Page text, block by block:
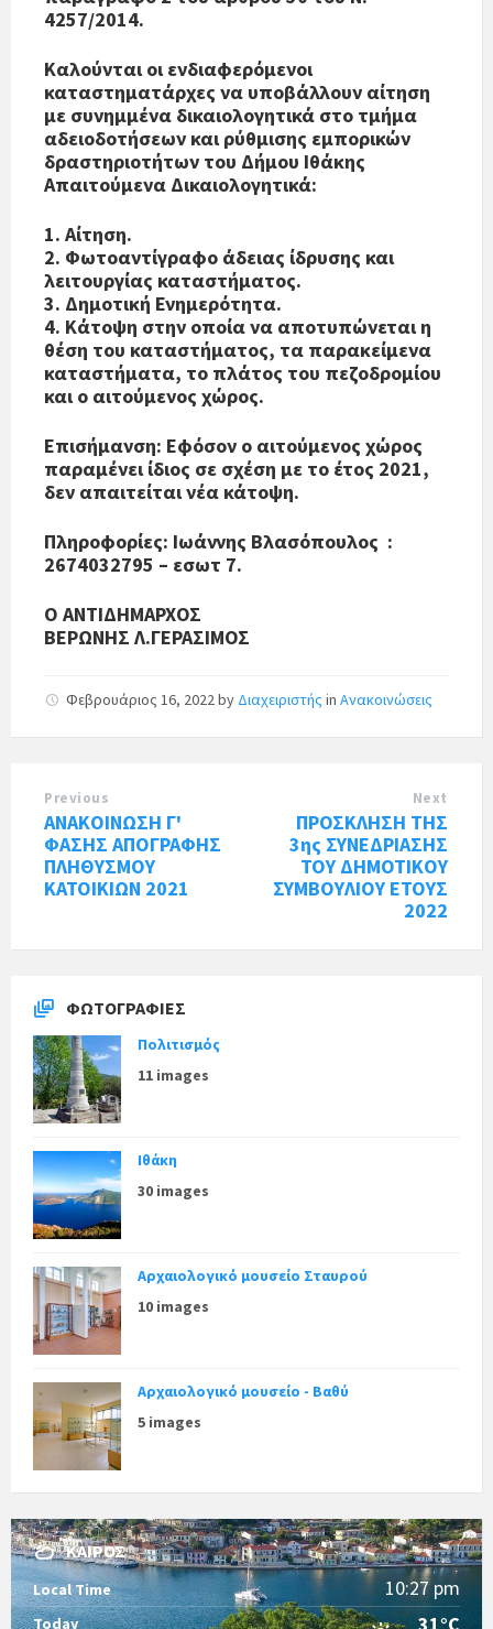
4257/2014.
Καλούνται οι ενδιαφερόμενοι
καταστηματάρχες να υποβάλλουν αίτηση
με συνημμένα δικαιολογητικά στο τμήμα
αδειοδοτήσεων και ρύθμισης εμπορικών
δραστηριοτήτων του Δήμου Ιθάκης
Απαιτούμενα Δικαιολογητικά:
1. Αίτηση.
2. Φωτοαντίγραφο άδειας ίδρυσης και
λειτουργίας καταστήματος.
3. Δημοτική Ενημερότητα.
4. Κάτοψη στην οποία να αποτυπώνεται η
θέση του καταστήματος, τα παρακείμενα
καταστήματα, το πλάτος του πεζοδρομίου
και ο αιτούμενος χώρος.
Επισήμανση: Εφόσον ο αιτούμενος χώρος
παραμένει ίδιος σε σχέση με το έτος 2021,
δεν απαιτείται νέα κάτοψη.
Πληροφορίες: Ιωάννης Βλασόπουλος :
2674032795 – εσωτ 7.
Ο ΑΝΤΙΔΗΜΑΡΧΟΣ
ΒΕΡΩΝΗΣ Λ.ΓΕΡΑΣΙΜΟΣ
Φεβρουάριος 16, 2022by Διαχειριστής in Ανακοινώσεις
Previous
ΑΝΑΚΟΙΝΩΣΗ Γ'
ΦΑΣΗΣ ΑΠΟΓΡΑΦΗΣ
ΠΛΗΘΥΣΜΟΥ
ΚΑΤΟΙΚΙΩΝ 2021
Next
ΠΡΟΣΚΛΗΣΗ ΤΗΣ
3ης ΣΥΝΕΔΡΙΑΣΗΣ
ΤΟΥ ΔΗΜΟΤΙΚΟΥ
ΣΥΜΒΟΥΛΙΟΥ ΕΤΟΥΣ
2022
ΦΩΤΟΓΡΑΦΊΕΣ
Πολιτισμός
11 images
Ιθάκη
30 images
Αρχαιολογικό μουσείο Σταυρού
10 images
Αρχαιολογικό μουσείο - Βαθύ
5 images
ΚΑΙΡΌΣ
Local Time 10:27 pm
Today 31°C